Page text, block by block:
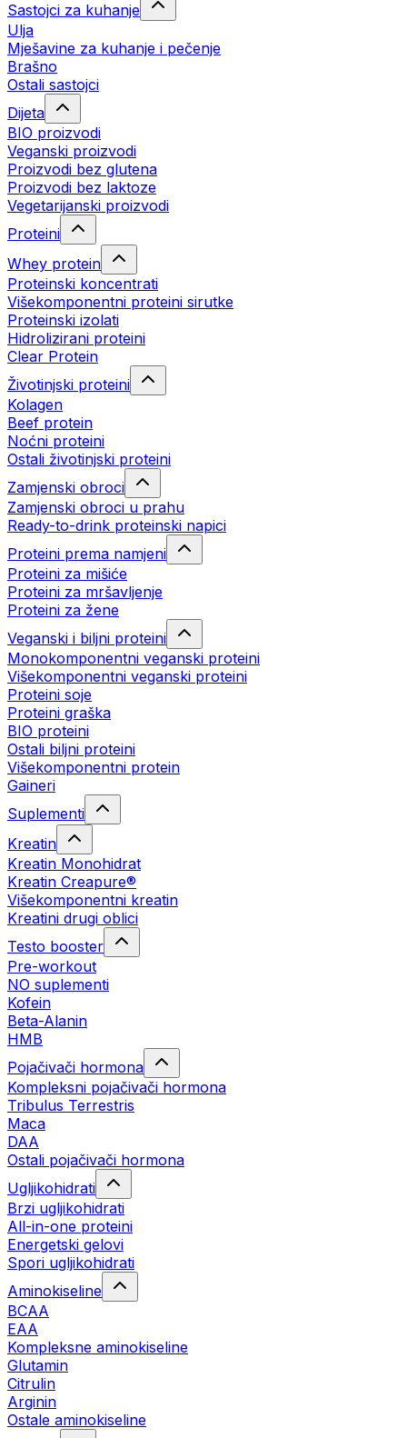
Sastojci za kuhanje
Ulja
Mješavine za kuhanje i pečenje
Brašno
Ostali sastojci
Dijeta
BIO proizvodi
Veganski proizvodi
Proizvodi bez glutena
Proizvodi bez laktoze
Vegetarijanski proizvodi
Proteini
Whey protein
Proteinski koncentrati
Višekomponentni proteini sirutke
Proteinski izolati
Hidrolizirani proteini
Clear Protein
Životinjski proteini
Kolagen
Beef protein
Noćni proteini
Ostali životinjski proteini
Zamjenski obroci
Zamjenski obroci u prahu
Ready-to-drink proteinski napici
Proteini prema namjeni
Proteini za mišiće
Proteini za mršavljenje
Proteini za žene
Veganski i biljni proteini
Monokomponentni veganski proteini
Višekomponentni veganski proteini
Proteini soje
Proteini graška
BIO proteini
Ostali biljni proteini
Višekomponentni protein
Gaineri
Suplementi
Kreatin
Kreatin Monohidrat
Kreatin Creapure®
Višekomponentni kreatin
Kreatini drugi oblici
Testo booster
Pre-workout
NO suplementi
Kofein
Beta-Alanin
HMB
Pojačivači hormona
Kompleksni pojačivači hormona
Tribulus Terrestris
Maca
DAA
Ostali pojačivači hormona
Ugljikohidrati
Brzi ugljikohidrati
All-in-one proteini
Energetski gelovi
Spori ugljikohidrati
Aminokiseline
BCAA
EAA
Kompleksne aminokiseline
Glutamin
Citrulin
Arginin
Ostale aminokiseline